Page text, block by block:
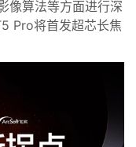
像算法等方面进行深
Pro将首发超芯长焦